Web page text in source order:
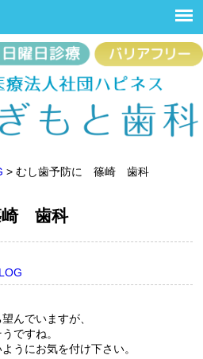
> むし歯予防に 篠崎 歯科
崎 歯科
んでいますが、
ですね。
うにお気を付け下さい。